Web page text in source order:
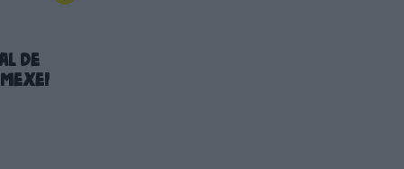
de